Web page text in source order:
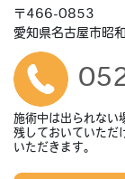
〒466-0853
愛知県名古屋市昭
施術中は出られない
残しておいていただ
いただきます。